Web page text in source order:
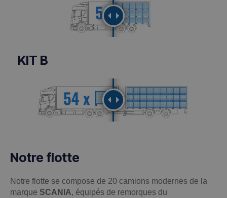
KIT B
Notre flotte
Notre flotte se compose de 20 camions modernes de la
marque SCANIA, équipés de remorques du